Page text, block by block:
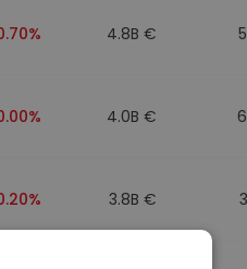
4.8B €
4.0B €
3.8B €